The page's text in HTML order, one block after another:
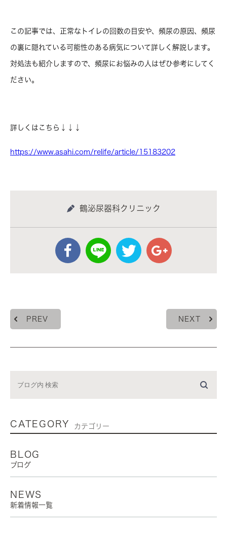
この記事では、正常なトイレの回数の目安や、頻尿の原因、頻尿
の裏に隠れている可能性のある病気について詳しく解説します。
対処法も紹介しますので、頻尿にお悩みの人はぜひ参考にしてく
ださい。
詳しくはこちら↓↓↓
https://www.asahi.com/relife/article/15183202
鶴泌尿器科クリニック
PREV NEXT
CATEGORY カテゴリー
BLOG
ブログ
NEWS
新着情報一覧